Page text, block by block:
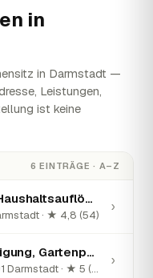
in
in Darmstadt —
Leistungen,
ist keine
6 EINTRÄGE · A–Z
A&G Entrümpelung & Haushaltsauflösung
· ★ 4,8 (54)
›
Clearix - Gebäudereinigung, Gartenpflege & Entrümpelung Darmstadt
Vor d. Schafbrücke 3, 64291 Darmstadt · ★ 5 (34)
›